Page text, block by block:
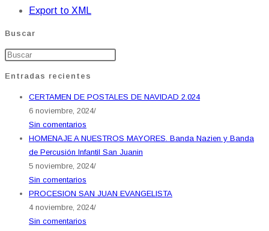
Export to XML
Buscar
Entradas recientes
CERTAMEN DE POSTALES DE NAVIDAD 2.024
6 noviembre, 2024/
Sin comentarios
HOMENAJE A NUESTROS MAYORES. Banda Nazien y Banda
de Percusión Infantil San Juanin
5 noviembre, 2024/
Sin comentarios
PROCESION SAN JUAN EVANGELISTA
4 noviembre, 2024/
Sin comentarios